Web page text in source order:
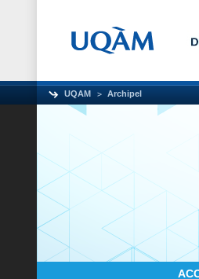
UQAM Archipel